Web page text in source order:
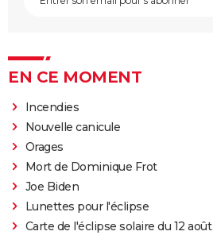
EN CE MOMENT
Incendies
Nouvelle canicule
Orages
Mort de Dominique Frot
Joe Biden
Lunettes pour l'éclipse
Carte de l'éclipse solaire du 12 août